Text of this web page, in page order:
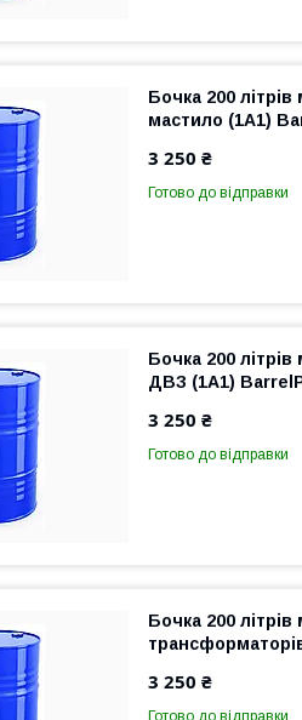
Бочка 200
мастило (1A1)
3 250 ₴
Готово до відправки
Бочка 200
ДВЗ (1A1)
3 250 ₴
Готово до відправки
Бочка 200
3 250 ₴
Готово до відправки